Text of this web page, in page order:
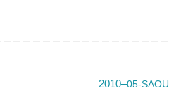
2010–05-SAOU